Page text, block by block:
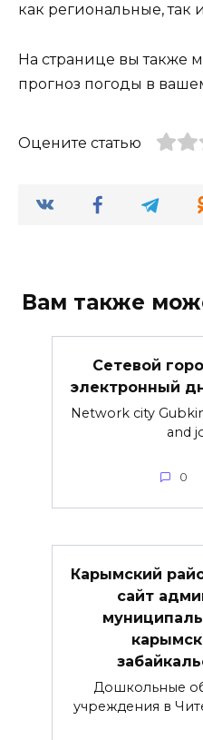
как региональные, так
На странице вы также
прогноз погоды в
Оцените статью
Вам также
Сетевой
электронный
Network city
and
0
Карымский
сайт
Дошкольные
учреждения в